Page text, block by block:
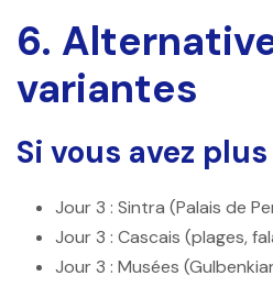
6.
variantes
Si vous avez
Jour 3 : Sintra (Palais de
Jour 3 : Cascais (plages,
Jour 3 : Musées